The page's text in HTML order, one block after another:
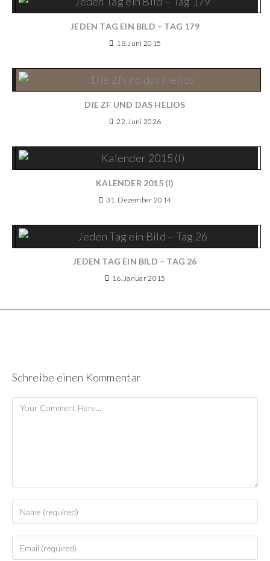
JEDEN TAG EIN BILD – TAG 179
18. Juni 2015
DIE ZF UND DAS HELIOS
22. Juni 2026
KALENDER 2015 (I)
31. Dezember 2014
JEDEN TAG EIN BILD – TAG 26
16. Januar 2015
Schreibe einen Kommentar